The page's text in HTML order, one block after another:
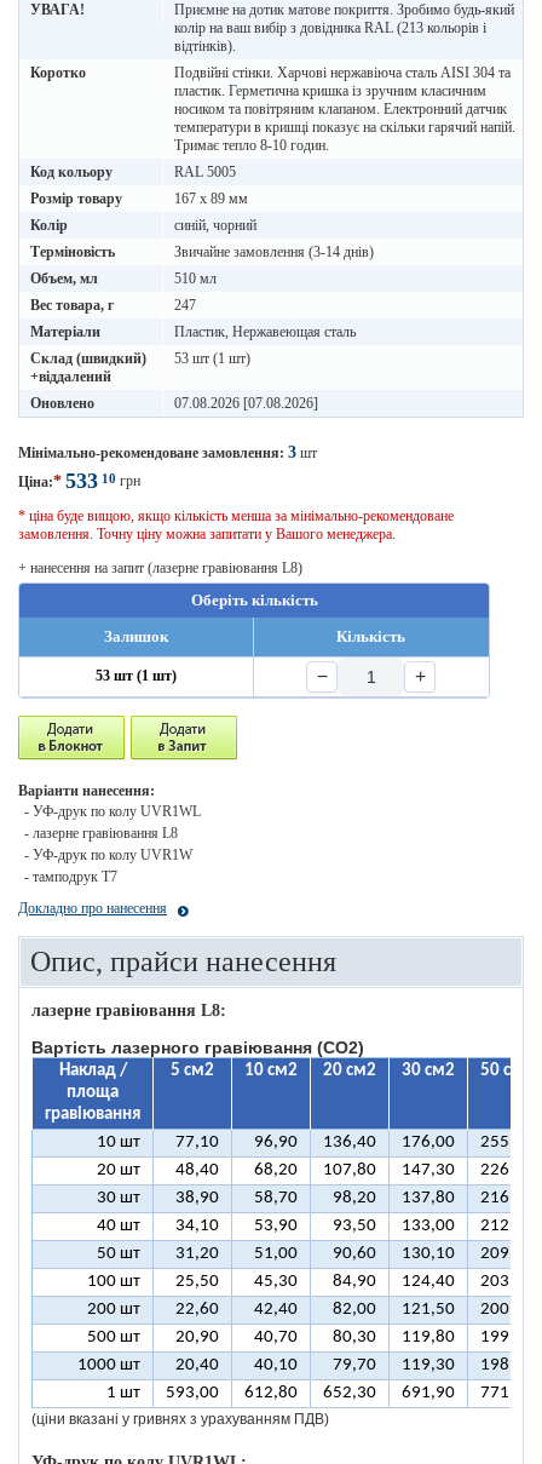
УВАГА!
Приємне на дотик матове покриття. Зробимо будь-який
колір на ваш вибір з довідника RAL (213 кольорів і
відтінків).
Коротко
Подвійні стінки. Харчові нержавіюча сталь AISI 304 та
пластик. Герметична кришка із зручним класичним
носиком та повітряним клапаном. Електронний датчик
температури в кришці показує на скільки гарячий напій.
Тримає тепло 8-10 годин.
Код кольору
RAL 5005
Розмір товару
167 х 89 мм
Колір
синій, чорний
Терміновість
Звичайне замовлення (3-14 днів)
Объем, мл
510 мл
Вес товара, г
247
Матеріали
Пластик, Нержавеющая сталь
Склад (швидкий)
+віддалений
53 шт (1 шт)
Оновлено 07.08.2026 [07.08.2026]
Мінімально-рекомендоване замовлення: 3 шт
Ціна:* 533 10 грн
* ціна буде вищою, якщо кількість менша за мінімально-рекомендоване
замовлення. Точну ціну можна запитати у Вашого менеджера.
+ нанесення на запит (лазерне гравіювання L8)
Оберіть кількість
Залишок
Кількість
53 шт (1 шт) − +
Варіанти нанесення:
- УФ-друк по колу UVR1WL
- лазерне гравіювання L8
- УФ-друк по колу UVR1W
- тамподрук T7
Докладно про нанесення
Опис, прайси нанесення
лазерне гравіювання L8:
Вартість лазерного гравіювання (CO2)
Наклад /
площа
гравіювання
5 см2 10 см2 20 см2 30 см2 50 см2
10 шт 77,10 96,90 136,40 176,00
255,10
20 шт
48,40 68,20 107,80 147,30
226,50
30 шт
38,90 58,70 98,20 137,80
216,90
40 шт
34,10 53,90 93,50 133,00
212,10
50 шт
31,20 51,00 90,60 130,10
209,30
100 шт
25,50 45,30 84,90 124,40
203,50
200 шт
22,60 42,40 82,00 121,50
200,70
500 шт
20,90 40,70 80,30 119,80
199,00
1000 шт
20,40 40,10 79,70 119,30
198,40
1 шт
593,00 612,80 652,30 691,90 771,00
(ціни вказані у гривнях з урахуванням ПДВ)